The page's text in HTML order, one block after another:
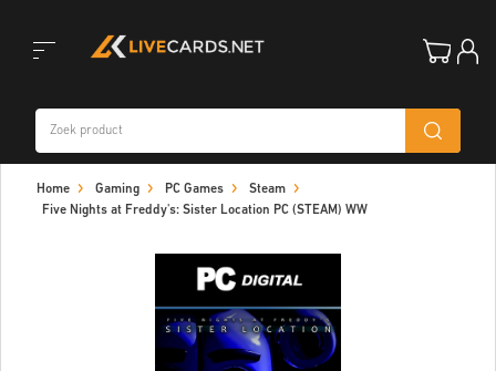
navigation
Home Gaming PC Games
Steam
Five Nights at Freddy's: Sister Location PC (STEAM) WW